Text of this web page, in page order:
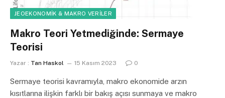
JEOEKONOMIK & MAKRO VERILER
Makro Teori Yetmediğinde: Sermaye
Teorisi
Yazar : Tan Haskol 15 Kasım 2023 0
Sermaye teorisi kavramıyla, makro ekonomide arzın
kısıtlarına ilişkin farklı bir bakış açısı sunmaya ve makro